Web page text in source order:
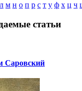
л м н о п р с т у ф х ц ч
статьи
Саровский